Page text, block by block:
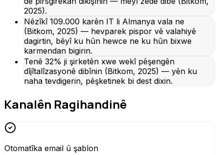
2025).
Nêzîkî 109.000 karên IT li Almanya vala ne
(Bitkom, 2025) — hevparek pispor vê valahiyê
dagirtin, bêyî ku hûn hewce ne ku hûn bixwe
karmendan bigirin.
Tenê 32% ji şirketên xwe wekî pêşengên
dîjîtalîzasyonê dibînin (Bitkom, 2025) — yên ku
naha tevdigerin, pêşketinek bi dest dixin.
Kanalên Ragihandinê
Otomatîka email û şablon